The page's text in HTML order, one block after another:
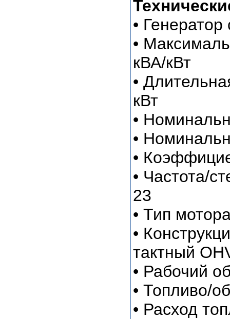
•
•
кВА/кВт
•
кВт
•
•
•
• Частота/
23
• Тип
•
тактный
• Рабочий
• Топливо/
• Расход